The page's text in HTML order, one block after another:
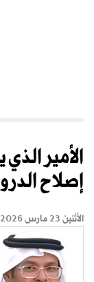
الأمير
إصلاح
الأثنين 23 مارس 2026